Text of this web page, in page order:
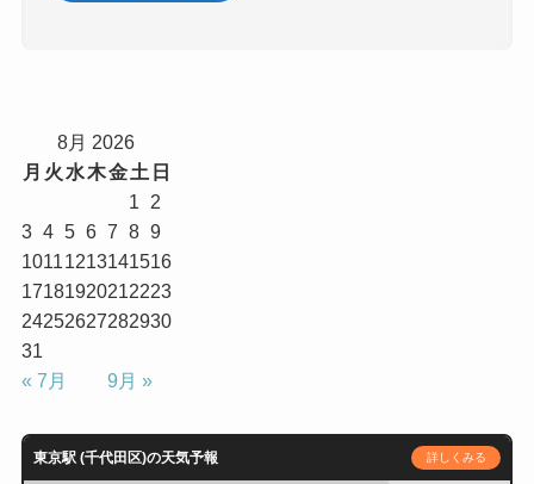
8月 2026
月 火 水木金土 日
1
2
3 4 5 6 7 8 9
10111213141516
17181920212223
24252627282930
31
« 7月
9月 »
東京駅 (千代田区)の天気予報 詳しくみる